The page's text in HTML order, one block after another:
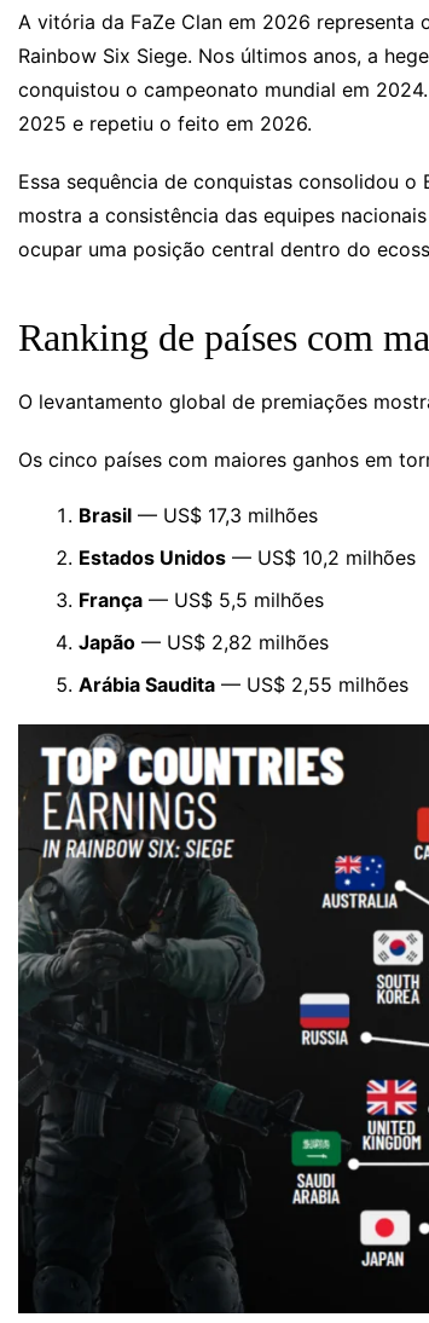
A vitória da FaZe Clan em 2026 representa
Rainbow Six Siege. Nos últimos anos, a
conquistou o campeonato mundial em
2025 e repetiu o feito em 2026.
Essa sequência de conquistas consolidou
mostra a consistência das equipes
ocupar uma posição central dentro do
Ranking de países com
O levantamento global de premiações
Os cinco países com maiores ganhos em
Brasil — US$ 17,3 milhões
Estados Unidos — US$ 10,2 milhões
França — US$ 5,5 milhões
Japão — US$ 2,82 milhões
Arábia Saudita — US$ 2,55 milhões